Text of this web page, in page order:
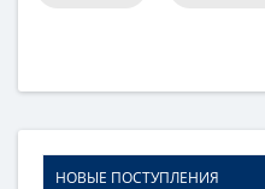
НОВЫЕ ПОСТУПЛЕНИЯ